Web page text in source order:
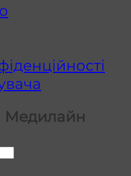
Медилайн